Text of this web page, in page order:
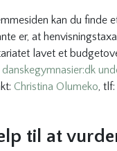
kan du
er, at
lavet et
danskegymnasier:dk
Christina Olumeko,
til at